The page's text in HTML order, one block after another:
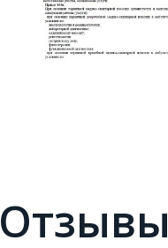
Отзывы